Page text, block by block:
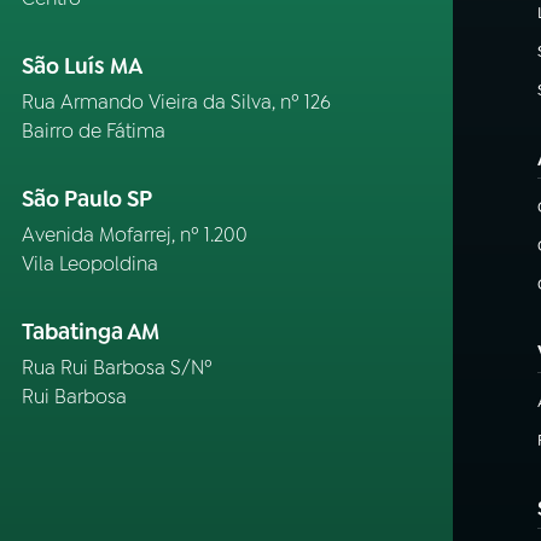
São Luís MA
Rua Armando Vieira da Silva, nº 126
Bairro de Fátima
São Paulo SP
Avenida Mofarrej, nº 1.200
Vila Leopoldina
Tabatinga AM
Rua Rui Barbosa S/Nº
Rui Barbosa